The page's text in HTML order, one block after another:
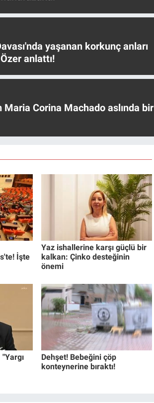
yaşanan korkunç anları
anlattı!
Maria Corina Machado aslında bir
İşte
Yaz ishallerine karşı güçlü bir
kalkan: Çinko desteğinin
önemi
Dehşet! Bebeğini çöp
konteynerine bıraktı!